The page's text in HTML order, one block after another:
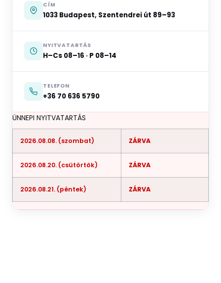
CÍM
1033 Budapest, Szentendrei út 89–93
NYITVATARTÁS
H–Cs 08–16 · P 08–14
TELEFON
+36 70 636 5790
ÜNNEPI NYITVATARTÁS
2026.08.08. (szombat) ZÁRVA
2026.08.20. (csütörtök) ZÁRVA
2026.08.21. (péntek) ZÁRVA